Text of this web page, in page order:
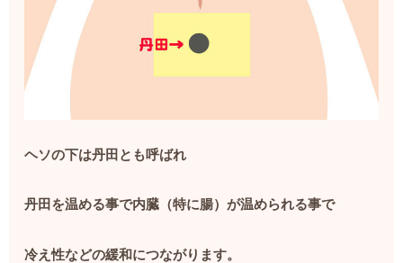
ヘソの下は丹田とも呼ばれ
丹田を温める事で内臓（特に腸）が温められる事で
冷え性などの緩和につながります。